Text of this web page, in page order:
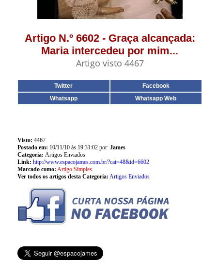
Artigo N.º 6602 - Graça alcançada:
Maria intercedeu por mim...
Artigo visto 4467
Twitter
Facebook
Whatsapp
Whatsapp Web
Visto: 4467
Postado em: 10/11/10 às 19:31:02 por: James
Categoria: Artigos Enviados
Link: http://www.espacojames.com.br/?cat=48&id=6602
Marcado como: Artigo Simples
Ver todos os artigos desta Categoria: Artigos Enviados